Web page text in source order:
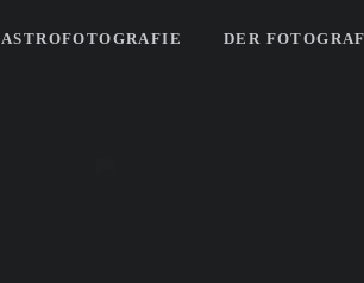
ASTROFOTOGRAFIE DER FOTOGRAF